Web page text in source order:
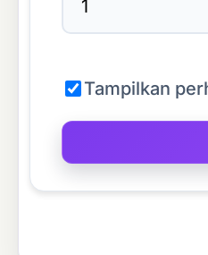
Tampilkan